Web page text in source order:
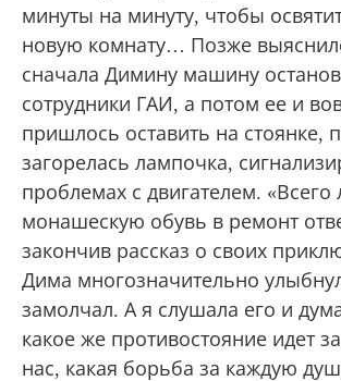
минуты на минуту, чтобы
новую комнату… Позже
сначала Димину машину
сотрудники ГАИ, а потом ее и
пришлось оставить на стоянке,
загорелась лампочка,
проблемах с двигателем.
монашескую обувь в ремонт
закончив рассказ о своих
Дима многозначительно
замолчал. А я слушала его и
какое же противостояние идет
нас, какая борьба за каждую